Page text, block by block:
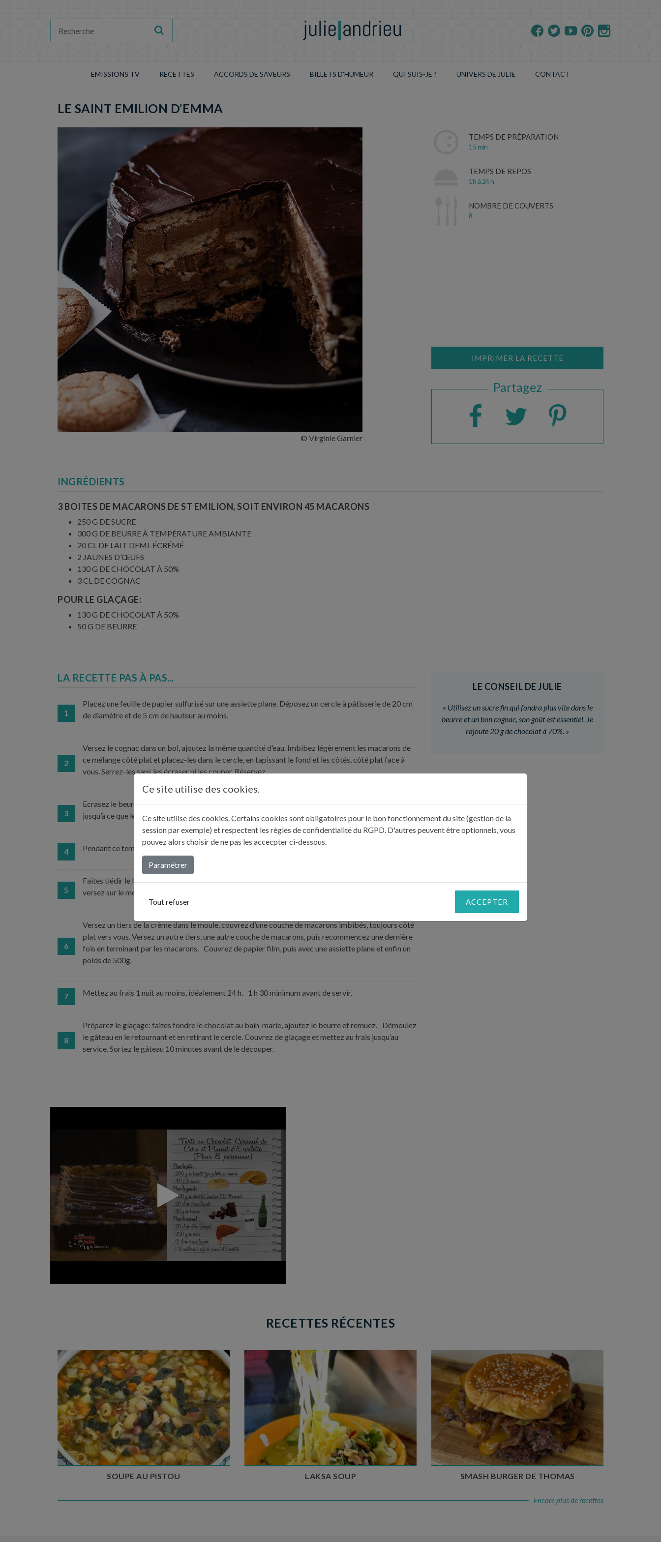
EMISSIONS TV RECETTES ACCORDS DE SAVEURS BILLETS D'HUMEUR QUI SUIS-JE ? UNIVERS DE JULIE CONTACT
LE SAINT EMILION D’EMMA
© Virginie Garnier
TEMPS DE PRÉPARATION
15 min
TEMPS DE REPOS
1h à 24 h
NOMBRE DE COUVERTS
8
IMPRIMER LA RECETTE
Partagez
INGRÉDIENTS
3 BOITES DE MACARONS DE ST EMILION, SOIT ENVIRON 45 MACARONS
250 G DE SUCRE
300 G DE BEURRE À TEMPÉRATURE AMBIANTE
20 CL DE LAIT DEMI-ÉCRÉMÉ
2 JAUNES D’ŒUFS
130 G DE CHOCOLAT À 50%
3 CL DE COGNAC
POUR LE GLAÇAGE:
130 G DE CHOCOLAT À 50%
50 G DE BEURRE
LA RECETTE PAS À PAS...
1
Placez une feuille de papier sulfurisé sur une assiette plane. Déposez un cercle à pâtisserie de 20 cm
de diamètre et de 5 cm de hauteur au moins.
2
Versez le cognac dans un bol, ajoutez la même quantité d’eau. Imbibez légèrement les macarons de
ce mélange côté plat et placez-les dans le cercle, en tapissant le fond et les côtés, côté plat face à
vous. Serrez-les sans les écraser ni les couper. Réservez.
3
Ecrasez le beurre avec le sucre à la fourchette puis fouettez une minute avec un fouet électrique
jusqu’à ce que le mélange mousse légèrement.
4 Pendant ce temps, faites fondre le chocolat au bain-marie et versez-le dans un grand saladier.
5
Faites tiédir le lait et versez-le sur les jaunes en fouettant. Incorporez le mélange au chocolat, puis
versez sur le mélange beurre-sucre. Fouettez au fouet électrique quelques instants.
6
Versez un tiers de la crème dans le moule, couvrez d’une couche de macarons imbibés, toujours côté
plat vers vous. Versez un autre tiers, une autre couche de macarons, puis recommencez une dernière
fois en terminant par les macarons. Couvrez de papier film, puis avec une assiette plane et enfin un
poids de 500g.
7 Mettez au frais 1 nuit au moins, idéalement 24 h. 1 h 30 minimum avant de servir.
8
Préparez le glaçage: faites fondre le chocolat au bain-marie, ajoutez le beurre et remuez. Démoulez
le gâteau en le retournant et en retirant le cercle. Couvrez de glaçage et mettez au frais jusqu’au
service. Sortez le gâteau 10 minutes avant de le découper.
LE CONSEIL DE JULIE
« Utilisez un sucre fin qui fondra plus vite dans le
beurre et un bon cognac, son goût est essentiel. Je
rajoute 20 g de chocolat à 70%. »
RECETTES RÉCENTES
Temps de préparation : 35 min
Temps de cuisson : 1h15
Nombre de couverts : 8
SOUPE AU PISTOU
Temps de préparation : 40 min
Temps de cuisson : 25 min
Nombre de couverts : 4
LAKSA SOUP
Temps de préparation : 20 min
Temps de cuisson : 5 à 10 min
Nombre de couverts : 4
SMASH BURGER DE THOMAS
Encore plus de recettes
Ce site utilise des cookies.
Ce site utilise des cookies. Certains cookies sont obligatoires pour le bon fonctionnement du site (gestion de la
session par exemple) et respectent les règles de confidentialité du RGPD. D'autres peuvent être optionnels, vous
pouvez alors choisir de ne pas les accecpter ci-dessous.
Paramétrer
Tout refuser ACCEPTER